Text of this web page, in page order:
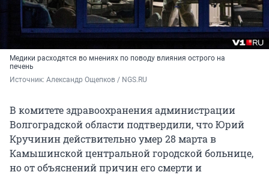
Медики расходятся во мнениях по поводу влияния острого на
печень
Источник: Александр Ощепков / NGS.RU
В комитете здравоохранения администрации
Волгоградской области подтвердили, что Юрий
Кручинин действительно умер 28 марта в
Камышинской центральной городской больнице,
но от объяснений причин его смерти и